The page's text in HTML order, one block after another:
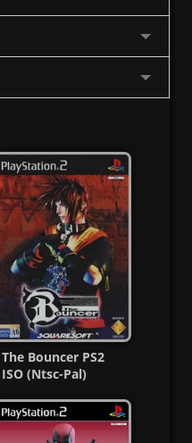
The Bouncer PS2
ISO (Ntsc-Pal)
MF